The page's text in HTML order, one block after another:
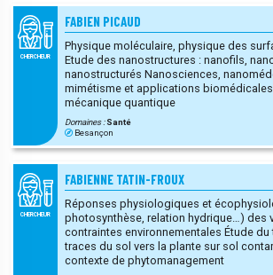
CHERCHEUR
FABIEN PICAUD
Physique moléculaire, physique des
Etude des nanostructures : nanofils,
nanostructurés Nanosciences, nanomédecine Bio
mimétisme et applications biomédicales Chimie et
Domaines :Santé
Besançon
CHERCHEUR
FABIENNE TATIN-FROUX
Réponses physiologiques et
photosynthèse, relation hydrique…) des
contraintes environnementales Étude du transfert d’éléments
traces du sol vers la plante sur sol
contexte de phytomanagement